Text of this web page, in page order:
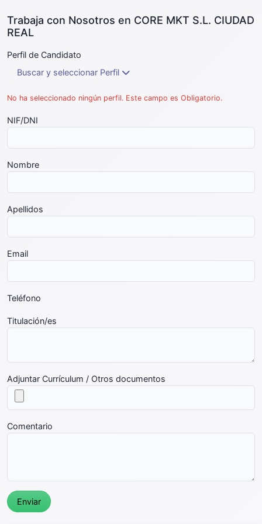
Trabaja con Nosotros en CORE MKT S.L. CIUDAD
REAL
Perfil de Candidato
Buscar y seleccionar Perfil
No ha seleccionado ningún perfil. Este campo es Obligatorio.
NIF/DNI
Nombre
Apellidos
Email
Teléfono
Titulación/es
Adjuntar Currículum / Otros documentos
Comentario
Enviar